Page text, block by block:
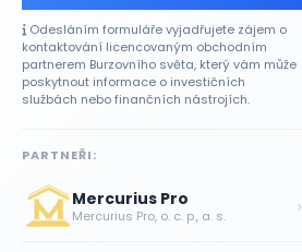
Odesláním formuláře vyjadřujete zájem o
kontaktování licencovaným obchodním
partnerem Burzovního světa, který vám může
poskytnout informace o investičních
službách nebo finančních nástrojích.
PARTNEŘI:
Mercurius Pro
Mercurius Pro, o. c. p., a. s. ›